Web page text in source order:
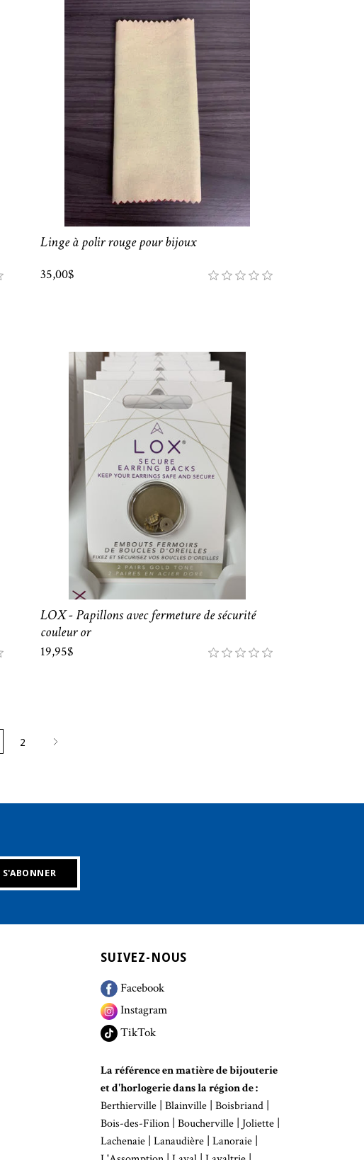
Linge à polir rouge pour bijoux
35,00$
LOX - Papillons avec fermeture de sécurité
couleur or
19,95$
2
SUIVEZ-NOUS
Facebook
Instagram
TikTok
La référence en matière de bijouterie
et d'horlogerie dans la région de :
Berthierville | Blainville | Boisbriand |
Bois-des-Filion | Boucherville | Joliette |
Lachenaie | Lanaudière | Lanoraie |